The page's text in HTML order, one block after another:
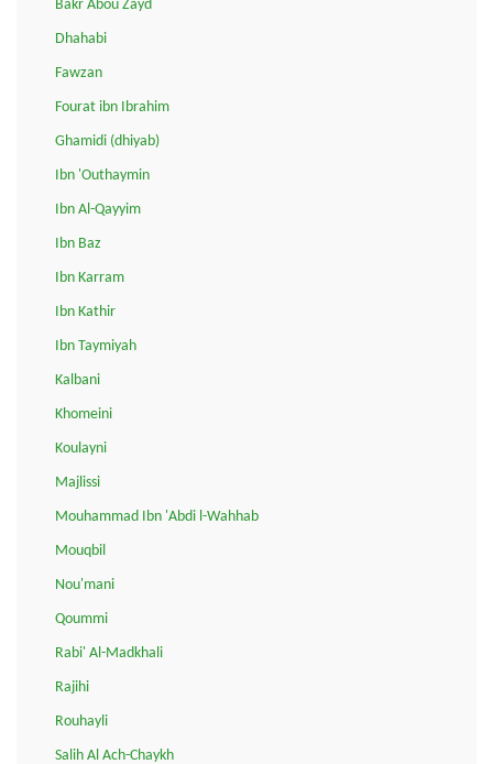
Bakr Abou Zayd
Dhahabi
Fawzan
Fourat ibn Ibrahim
Ghamidi (dhiyab)
Ibn 'Outhaymin
Ibn Al-Qayyim
Ibn Baz
Ibn Karram
Ibn Kathir
Ibn Taymiyah
Kalbani
Khomeini
Koulayni
Majlissi
Mouhammad Ibn 'Abdi l-Wahhab
Mouqbil
Nou'mani
Qoummi
Rabi' Al-Madkhali
Rajihi
Rouhayli
Salih Al Ach-Chaykh